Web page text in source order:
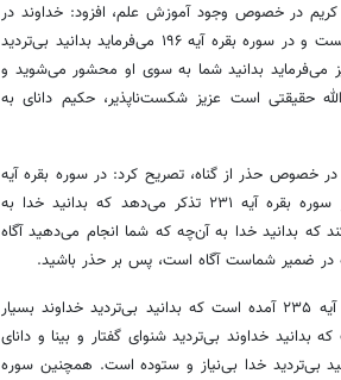
کریم در خصوص وجود آموزش علم، افزود: خداوند در
سوره محمد آیه ۱۹ می‌فرماید بدانید که هیچ معبودی جز الله نیست و در سوره بقره آیه ۱۹۶ می‌فرماید بدانید بی‌تردید
سخت کیفر می‌دهد. همچنین در سوره بقره آیه ۲۰۳ نیز می‌فرماید بدانید شما به سوی او محشور می‌شوید و
بی‌تردید الله حقیقتی است عزیز شکست‌ناپذیر، حکیم دانای به
در خصوص حذراز گناه، تصریح کرد: در سوره بقره آیه
۲۲۳ خداوند می‌فرماید بدانید شما خدا را ملاقات می‌کنید. در سوره بقره آیه ۲۳۱ تذکر می‌دهد که بدانید خدا به
در سوره بقره آیه ۲۳۳ عنوان می‌کند که بدانید خدا به آن‌چه که شما انجام می‌دهید آگاه
حذر باشید.
وی با استناد به آیات دیگری در باب تذکر، گفت: در سوره بقره آیه ۲۳۵ آمده است که بدانید بی‌تردید خداوند بسیار
بقره آیه ۲۴۴ مطرح شده است که بدانید خداوند بی‌تردید شنوای گفتار و بینا و دانای
را می‌دهد که بدانید بی‌تردید خدا بی‌نیاز و ستوده است. همچنین سوره